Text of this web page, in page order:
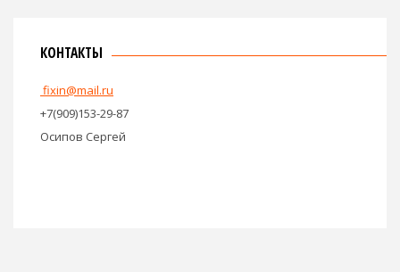
КОНТАКТЫ
fixin@mail.ru
+7(909)153-29-87
Осипов Сергей